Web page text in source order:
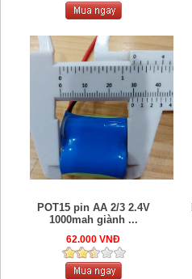
POT15 pin AA 2/3 2.4V
1000mah giành ...
62.000 VNĐ